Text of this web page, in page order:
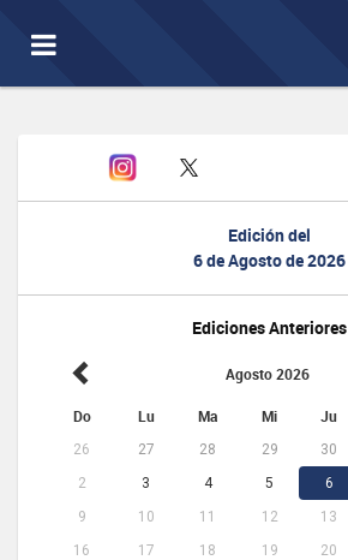
Toggle
navigation
Edición del
6 de Agosto de 2026
Ediciones Anteriores
Agosto 2026
Do Lu Ma Mi Ju
26 27 28 29 30
2
3 4 5 6
9
10 11 12 13
16
17 18 19 20